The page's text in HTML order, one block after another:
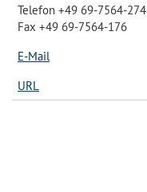
Telefon +49 69-7564-274
Fax +49 69-7564-176
E-Mail
URL